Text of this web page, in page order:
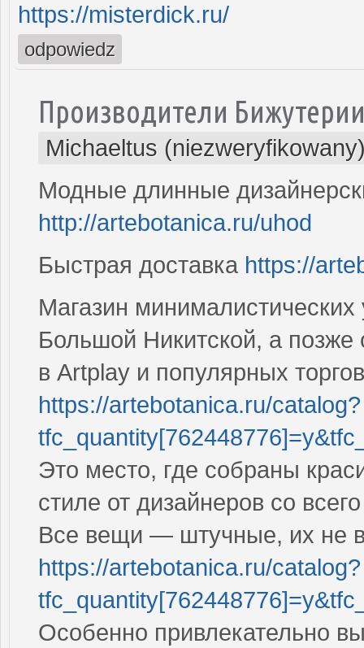
https://misterdick.ru/
odpowiedz
Производители
Michaeltus
Модные длинные
http://artebotanica.ru/uhod
Быстрая доставка https://
Магазин
Большой Никитской, а
в Artplay и популярных
https://artebotanica.ru/catalog?
Это место, где собраны
стиле от дизайнеров со
Все вещи — штучные, их не
https://artebotanica.ru/catalog?
Особенно привлекательно